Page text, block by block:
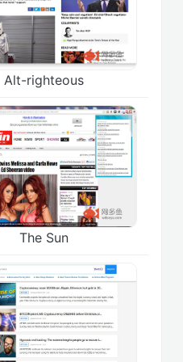
Alt-righteous
The Sun